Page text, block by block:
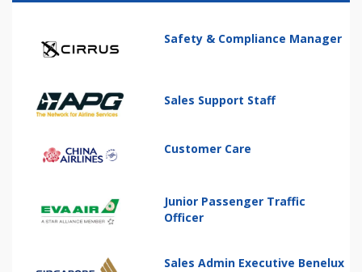
Safety & Compliance Manager
Sales Support Staff
Customer Care
Junior Passenger Traffic
Officer
Sales Admin Executive Benelux